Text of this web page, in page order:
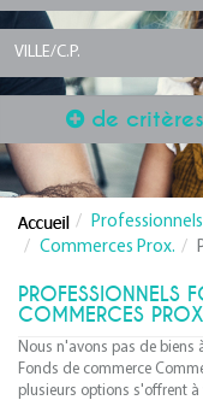
VILLE/C.P.
de critères
Professionnels
Commerces Prox.
PROFESSIONNELS
COMMERCES
Nous n'avons pas de biens
Fonds de commerce
plusieurs options s'offrent à